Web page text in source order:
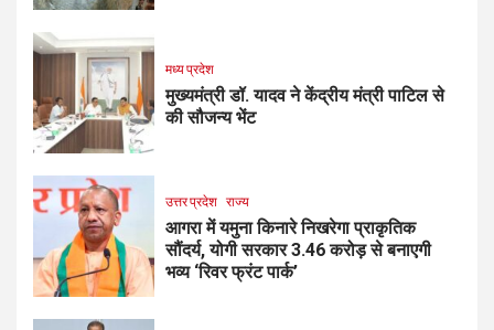
मध्य प्रदेश
मुख्यमंत्री डॉ. यादव ने केंद्रीय मंत्री पाटिल से
की सौजन्य भेंट
उत्तर प्रदेश राज्य
आगरा में यमुना किनारे निखरेगा प्राकृतिक
सौंदर्य, योगी सरकार 3.46 करोड़ से बनाएगी
भव्य ‘रिवर फ्रंट पार्क’